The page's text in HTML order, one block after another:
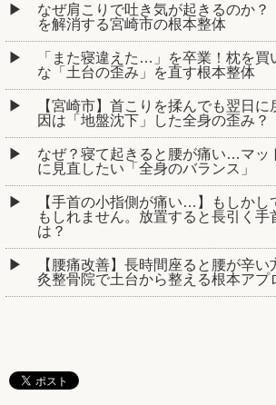
なぜ肩こりで吐き気が起きるのか？
を解消する宮崎市の根本整体
「また寝違えた…」を卒業！枕を買
な「土台の歪み」を直す根本整体
【宮崎市】首こりを揉んでも翌日
因は「地盤沈下」した全身の歪み？
なぜ？寝て起きると腰が痛い…マッ
に見直したい「全身のバランス」
【手首の小指側が痛い…】もしか
もしれません。放置すると長引く手
は？
【腰痛改善】長時間座ると腰が辛
灸整骨院で土台から整える根本アプ